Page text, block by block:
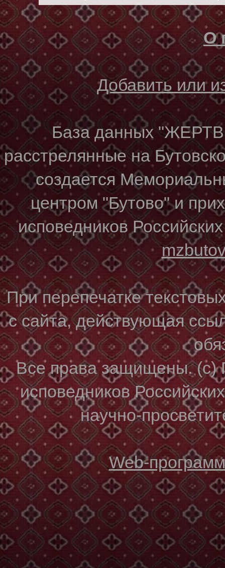
О
Добавить или
База данных
расстрелянные на
создается
центром "Бутово" и
исповедников
При перепечатке
с сайта, действующая
Все права защищены. (с)
исповедников
научно-
Web-